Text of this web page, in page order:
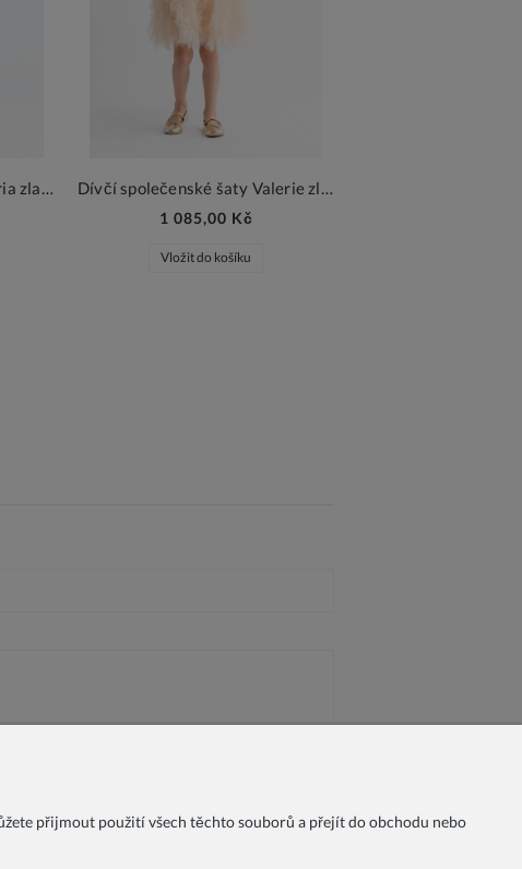
Dívčí společenské šaty Floria zlatá Dívčí společenské šaty Valerie zlatá
1 085,00 Kč
Vložit do košíku
přijmout použití všech těchto souborů a přejít do obchodu nebo